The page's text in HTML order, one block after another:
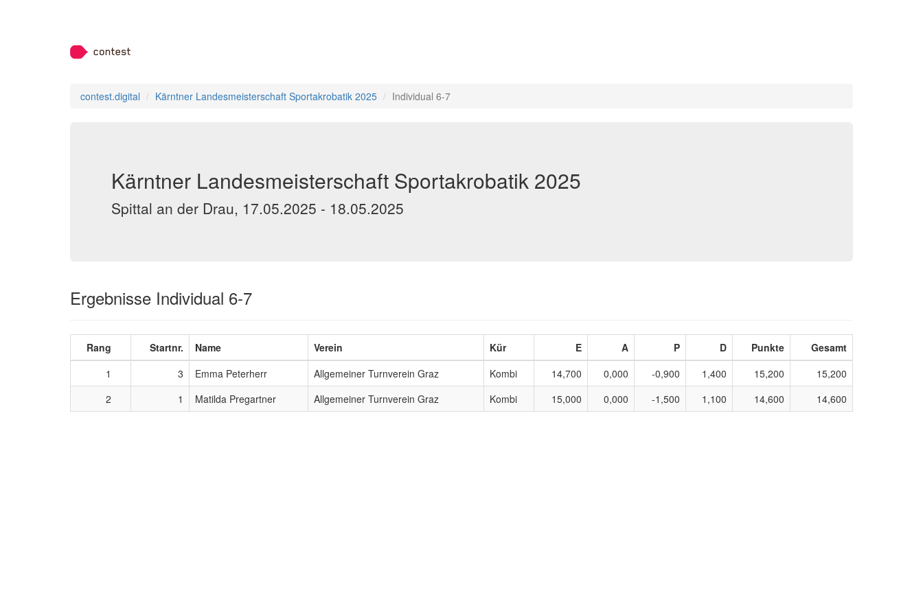
contest.digital Kärntner Landesmeisterschaft Sportakrobatik 2025 Individual 6-7
Kärntner Landesmeisterschaft Sportakrobatik 2025
Spittal an der Drau, 17.05.2025 - 18.05.2025
Ergebnisse Individual 6-7
Rang Startnr. Name Verein Kür E A P D Punkte
Gesamt
1
3 Emma Peterherr Allgemeiner Turnverein Graz Kombi 14,700 0,000 -0,900 1,400 15,200
15,200
2
1 Matilda Pregartner Allgemeiner Turnverein Graz Kombi 15,000 0,000 -1,500 1,100 14,600 14,600